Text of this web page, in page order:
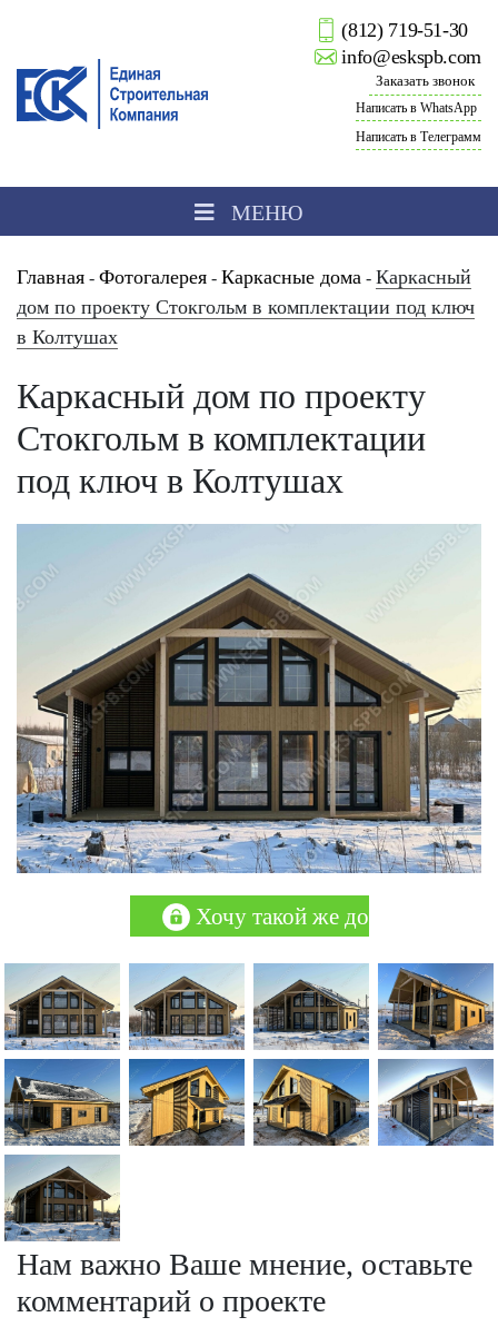
(812) 719-51-30
info@eskspb.com
Заказать звонок
Написать в WhatsApp
Написать в Телеграмм
МЕНЮ
Главная - Фотогалерея - Каркасные дома - Каркасный
дом по проекту Стокгольм в комплектации под ключ
в Колтушах
Каркасный дом по проекту
Стокгольм в комплектации
под ключ в Колтушах
Хочу такой же дом
Нам важно Ваше мнение, оставьте
комментарий о проекте